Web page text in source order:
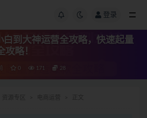
登录
白到大神运营全攻略，快速起量
略！
0 171 28